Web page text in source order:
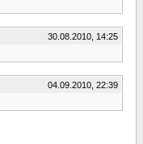
30.08.2010, 14:25
04.09.2010, 22:39